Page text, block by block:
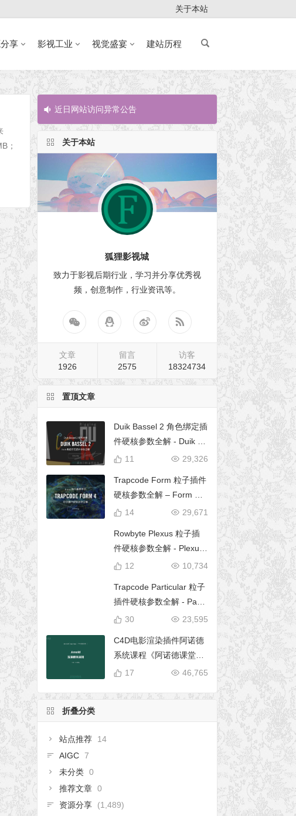
关于本站
享 影视工业 视觉盛宴 建站历程
；
近日网站访问异常公告 近日网站访问
关于本站
狐狸影视城
致力于影视后期行业，学习并分享优秀视
频，创意制作，行业资讯等。
文章
1926
留言
2575
访客
18324734
置顶文章
Duik Bassel 2 角色绑定插
件硬核参数全解 - Duik 16
完全使用手册
29,326
11
Trapcode Form 粒子插件
硬核参数全解 – Form 完
全使用手册
29,671
14
Rowbyte Plexus 粒子插
件硬核参数全解 - Plexus
完全使用手册
10,734
12
Trapcode Particular 粒子
插件硬核参数全解 - Parti
cular 5 完全使用手册23,595
30
C4D电影渲染插件阿诺德
系统课程《阿诺德课堂之
玉清境》
46,765
17
折叠分类
站点推荐
14
AIGC 7
未分类 0
推荐文章 0
资源分享
(1,489)